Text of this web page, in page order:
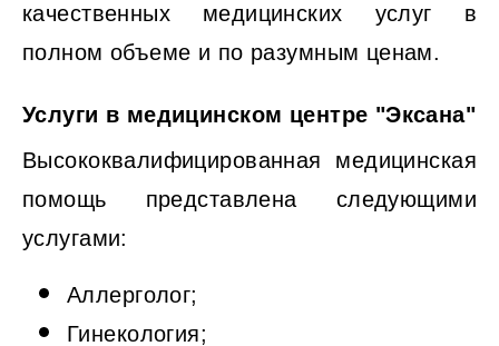
качественных медицинских услуг в
полном объеме и по разумным ценам.
Услуги в медицинском центре "Эксана"
Высококвалифицированная медицинская
помощь представлена следующими
услугами:
Аллерголог;
Гинекология;